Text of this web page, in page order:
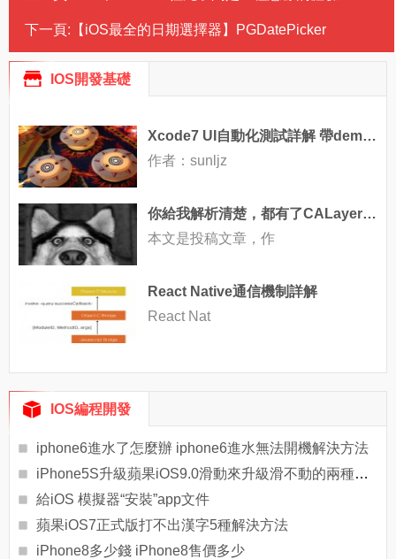
下一頁: 【iOS最全的日期選擇器】PGDatePicker
IOS開發基礎
Xcode7 UI自動化測試詳解 帶demo UITests
作者：sunljz
你給我解析清楚，都有了CALayer了，為什麼還要UIView
本文是投稿文章，作
React Native通信機制詳解
React Nat
IOS編程開發
iphone6進水了怎麼辦 iphone6進水無法開機解決方法
iPhone5S升級蘋果iOS9.0滑動來升級滑不動的兩種解決辦法
給iOS 模擬器“安裝”app文件
蘋果iOS7正式版打不出漢字5種解決方法
iPhone8多少錢 iPhone8售價多少